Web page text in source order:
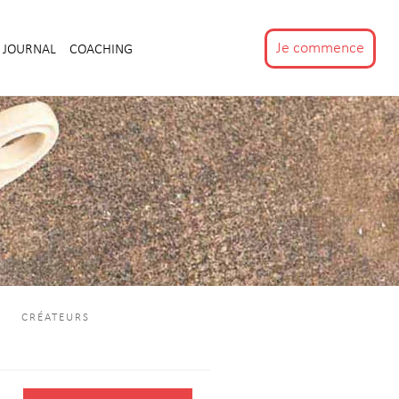
JOURNAL COACHING Je commence
CRÉATEURS